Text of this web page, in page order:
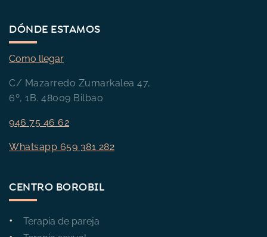
DÓNDE ESTAMOS
Como llegar
C/ Mazarredo Zumarkalea 47,
6º, 1B. 48009 Bilbao
946 75 46 62
Whatsapp 659 381 282
CENTRO BOROBIL
Terapia de pareja